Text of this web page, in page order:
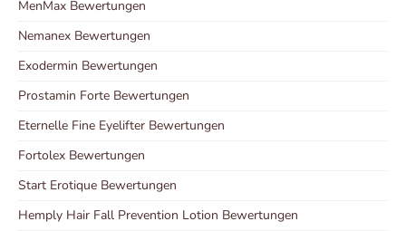
MenMax Bewertungen
Nemanex Bewertungen
Exodermin Bewertungen
Prostamin Forte Bewertungen
Eternelle Fine Eyelifter Bewertungen
Fortolex Bewertungen
Start Erotique Bewertungen
Hemply Hair Fall Prevention Lotion Bewertungen